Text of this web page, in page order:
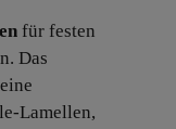
für festen
Das
Lamellen,